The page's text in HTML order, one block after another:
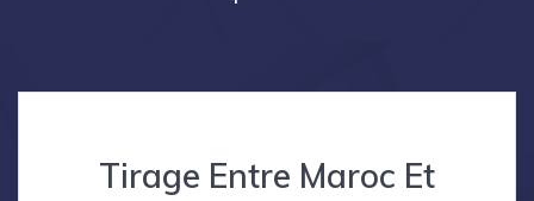
Tirage Entre Maroc Et